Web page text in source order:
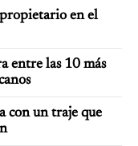
en el
entre las 10 más
con un traje que